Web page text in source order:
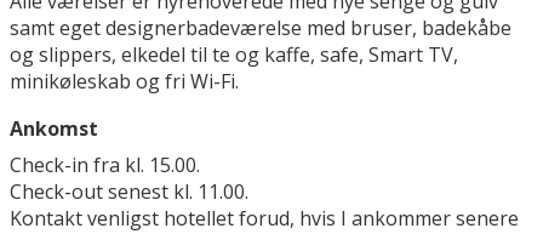
samt eget designerbadeværelse med bruser, badekåbe
og slippers, elkedel til te og kaffe, safe, Smart TV,
minikøleskab og fri Wi-Fi.
Ankomst
Check-in fra kl. 15.00.
Check-out senest kl. 11.00.
Kontakt venligst hotellet forud, hvis I ankommer senere